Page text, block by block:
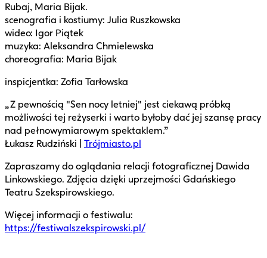
Rubaj, Maria Bijak.
scenografia i kostiumy: Julia Ruszkowska
wideo: Igor Piątek
muzyka: Aleksandra Chmielewska
choreografia: Maria Bijak
inspicjentka: Zofia Tarłowska
„Z pewnością "Sen nocy letniej" jest ciekawą próbką
możliwości tej reżyserki i warto byłoby dać jej szansę pracy
nad pełnowymiarowym spektaklem.”
Łukasz Rudziński | Trójmiasto.pl
Zapraszamy do oglądania relacji fotograficznej Dawida
Linkowskiego. Zdjęcia dzięki uprzejmości Gdańskiego
Teatru Szekspirowskiego.
Więcej informacji o festiwalu:
https://festiwalszekspirowski.pl/